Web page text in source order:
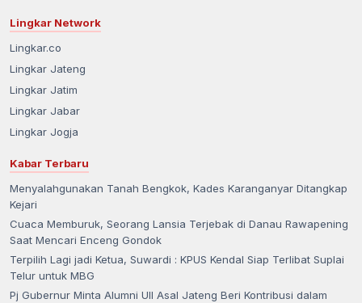
Lingkar Network
Lingkar.co
Lingkar Jateng
Lingkar Jatim
Lingkar Jabar
Lingkar Jogja
Kabar Terbaru
Menyalahgunakan Tanah Bengkok, Kades Karanganyar Ditangkap
Kejari
Cuaca Memburuk, Seorang Lansia Terjebak di Danau Rawapening
Saat Mencari Enceng Gondok
Terpilih Lagi jadi Ketua, Suwardi : KPUS Kendal Siap Terlibat Suplai
Telur untuk MBG
Pj Gubernur Minta Alumni UII Asal Jateng Beri Kontribusi dalam